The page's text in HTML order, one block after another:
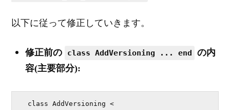
以下に従って修正していきます。
修正前の class AddVersioning ... end
の内
容(主要部分):